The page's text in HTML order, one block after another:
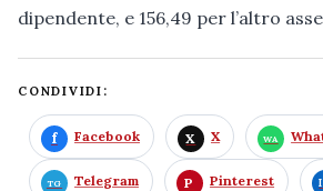
dipendente, e 156,49 per l’altro
CONDIVIDI:
Facebook X
Telegram Pinterest